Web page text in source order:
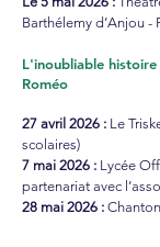
Barthélemy d’Anjou -
L'inoubliable
Roméo
27 avril 2026 : Le
scolaires)
7 mai 2026 : Lycée
partenariat avec
28 mai 2026 :